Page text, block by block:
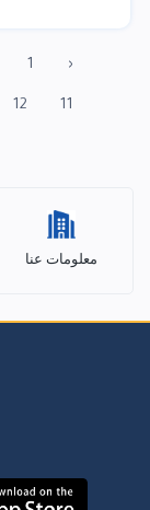
‹
1
11
12
معلومات عنا